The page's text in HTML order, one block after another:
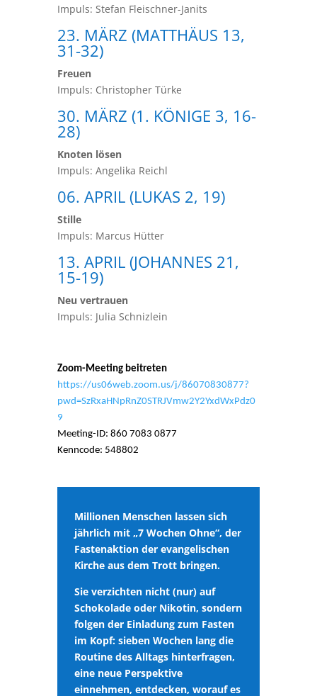
Impuls: Stefan Fleischner-Janits
23. MÄRZ (MATTHÄUS 13,
31-32)
Freuen
Impuls: Christopher Türke
30. MÄRZ (1. KÖNIGE 3, 16-
28)
Knoten lösen
Impuls: Angelika Reichl
06. APRIL (LUKAS 2, 19)
Stille
Impuls: Marcus Hütter
13. APRIL (JOHANNES 21,
15-19)
Neu vertrauen
Impuls: Julia Schnizlein
Zoom-Meeting beitreten
https://us06web.zoom.us/j/86070830877?
pwd=SzRxaHNpRnZ0STRJVmw2Y2YxdWxPdz0
9
Meeting-ID: 860 7083 0877
Kenncode: 548802
Millionen Menschen lassen sich
jährlich mit „7 Wochen Ohne“, der
Fastenaktion der evangelischen
Kirche aus dem Trott bringen.
Sie verzichten nicht (nur) auf
Schokolade oder Nikotin, sondern
folgen der Einladung zum Fasten
im Kopf: sieben Wochen lang die
Routine des Alltags hinterfragen,
eine neue Perspektive
einnehmen, entdecken, worauf es